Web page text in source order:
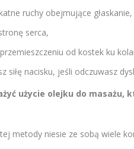
ruchy obejmujące
serca,
od kostek ku
siłę nacisku, jeśli odczuwasz
użycie olejku do
metody niesie ze sobą wiele